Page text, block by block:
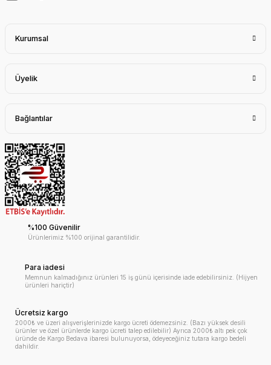
Kurumsal
Üyelik
Bağlantılar
%100 Güvenilir
Ürünlerimiz %100 orijinal garantilidir.
Para iadesi
Memnun kalmadığınız ürünleri 15 iş günü içerisinde iade edebilirsiniz. (Hijyen
ürünleri hariçtir)
Ücretsiz kargo
2000₺ ve üzeri alışverişlerinizde kargo ücreti ödemezsiniz. (Bazı yüksek desili
ürünler ve özel ürünlerde kargo ücreti talep edilebilir) Ayrıca 2000₺ altı pek çok
üründe de Kargo Bedava ibaresi bulunuyorsa, ödeyeceğiniz tutara kargo bedeli
dahildir.